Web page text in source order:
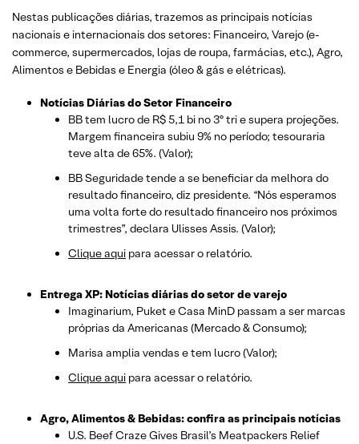
Nestas publicações diárias, trazemos as principais notícias
nacionais e internacionais dos setores: Financeiro, Varejo(e-
commerce, supermercados, lojas de roupa, farmácias, etc.), Agro,
Alimentos e Bebidas e Energia (óleo & gás e elétricas).
Notícias Diárias do Setor Financeiro
BB tem lucro de R$ 5,1 bi no 3º tri e supera projeções.
Margem financeira subiu 9% no período; tesouraria
teve alta de 65%. (Valor);
BB Seguridade tende a se beneficiar da melhora do
resultado financeiro, diz presidente. “Nós esperamos
uma volta forte do resultado financeiro nos próximos
trimestres”, declara Ulisses Assis. (Valor);
Clique aqui para acessar o relatório.
Entrega XP: Notícias diárias do setor de varejo
Imaginarium, Puket e Casa MinD passam a ser marcas
próprias da Americanas (Mercado & Consumo);
Marisa amplia vendas e tem lucro (Valor);
Clique aqui para acessar o relatório.
Agro, Alimentos & Bebidas: confira as principais notícias
U.S. Beef Craze Gives Brasil’s Meatpackers Relief